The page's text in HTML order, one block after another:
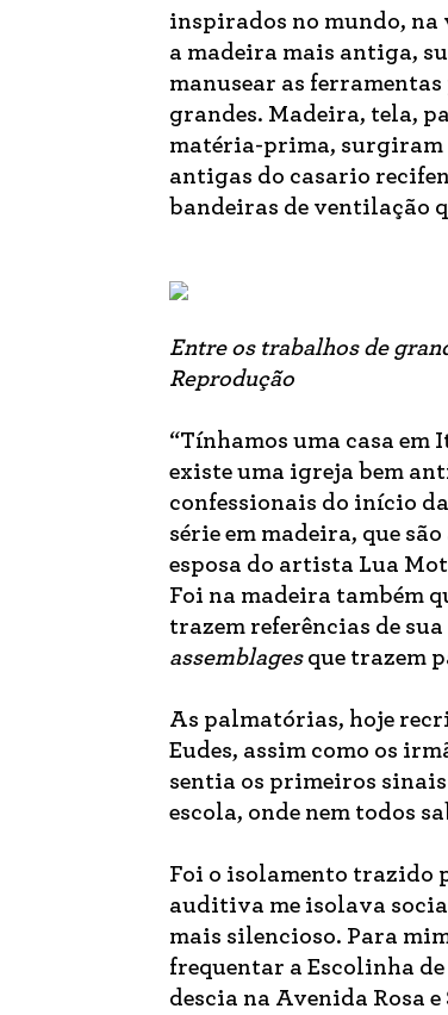
inspirados no mundo, na
a madeira mais antiga,
manusear as
grandes. Madeira, tela,
matéria-prima, surgiram
antigas do casario
bandeiras de ventilação
Entre os trabalhos de
Reprodução
“Tínhamos uma casa
existe uma igreja bem
confessionais do início
série em madeira, que
esposa do artista Lua
Foi na madeira também
trazem referências de
assemblagesque trazem
As palmatórias, hoje
Eudes, assim como os
sentia os primeiros
escola, onde nem todos
Foi o isolamento trazido
auditiva me isolava
mais silencioso. Para
frequentar a Escolinha
descia na Avenida Rosa